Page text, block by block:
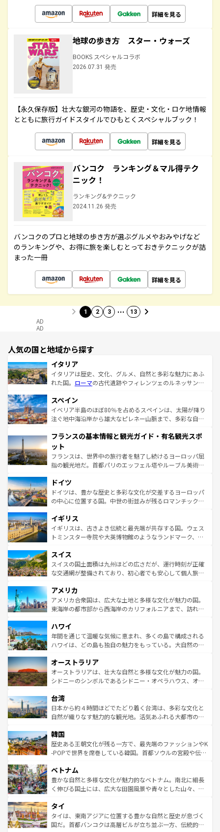
詳細を見る
地球の歩き方 スター・ウォーズ
BOOKS スペシャルコラボ
2026.07.31 発売
【永久保存版】壮大な銀河の物語を、歴史・文化・ロケ地情報
とともに旅行ガイドスタイルでひもとくスペシャルブック！
詳細を見る
バンコク ランキング＆マル得テク
ニック！
ランキング&テクニック
2024.11.26 発売
バンコクのプロと地球の歩き方が選ぶグルメやおみやげなど
のランキングや、お得に旅を楽しむとっておきテクニックが詰
まった一冊
詳細を見る
1 2 3 … 13
AD
AD
人気の国と地域から探す
イタリア
イタリアは歴史、文化、グルメ、自然と多彩な魅力にあふ
れた国。 ローマの古代遺跡やフィレンツェのルネッサンス
ろん、トスカーナの美しい田園風景やアマルフィ海岸の絶
景など、自然景観も見逃せない。観光の合間には、本場の
ピザやパスタなど、絶品のイタリア料理を堪能することも
ませてくれるイタリアで、忘れられない旅をしてみよう！
なお、新着のイタリア情報は
しい。
スペイン
イベリア半島のほぼ80％を占めるスペインは、太陽が降り
注ぐ地中海沿岸から雄大なピレネー山脈まで、多彩な自然
文化が根付くこの国では、情熱的なフラメンコ、熱気あふ
れる闘牛、そして美味しいタパスが生活の一部となってい
る。首都マドリードの洗練された雰囲気や、バルセロナの
アートに溢れた街角から、地方では古代ローマ遺跡や中世
せる。地方によって風土や気候が異なるスペインはその個
性で訪れる人を魅了する。 なお、新着のスペイン情報は コ
ンテンツ一覧を参照してほしい。
フランスの基本情報と観光ガイド・有名観光スポ
ット
フランスは、世界中の旅行者を魅了し続けるヨーロッパ屈
指の観光地だ。首都パリのエッフェル塔やルーブル美術館
で、幅広い魅力が詰まっている。華麗な宮殿、歴史的な大
聖堂、美しいビーチ、そして豊かな自然が、訪れる者を心
から魅了する。また、フランスは美食の国としても知ら
いる。シャンパンの発祥地であるランス、プロヴァンスの
香り高いラベンダー畑など、多彩な楽しみ方が可能だ。さ
らに、パリ以外の地域にも魅力が溢れており、どの街角に
れる地方に足を運ぶとそれぞれで全く異なる文化を体験で
きるだろう。 なお、新着のフランス情報はコンテンツ一覧
を参照してほしい。
ドイツ
ドイツは、豊かな歴史と多彩な文化が交差するヨーロッパ
の中心に位置する国。中世の街並みが残るロマンチック街
顔を持つこの国は、どこを歩いても飽きることがない。ベ
ルリンの文化的活気、バイエルン州のアルプスの絶景、そ
してライン川沿いのワイン畑といった風景は必見。ビール
は、お酒好きな人にはぜひ体験してほしい。 なお、新着の
ドイツ情報はコンテンツ一覧を参照してほしい。
イギリス
イギリスは、古きよき伝統と最先端が共存する国。ウェス
トミンスター寺院や大英博物館のようなランドマーク、歴
リアごとに異なる魅力がある。また、優雅なアフタヌーン
ティー、ビール好きにはたまらない英国パブ、サッカー観
戦など、本場だからこそできる体験も豊富。イギリスを旅
ンツ一覧を参照してほしい。
スイス
スイスの国土面積は九州ほどの広さだが、運行時刻が正確
な交通網が整備されており、初心者でも安心して個人旅行
の建物がそのまま残る町や、スイスならではのユニークな
博物館もあり、アルプス観光だけでなく町歩きも満喫する
ことができる。国民の所得が高いため物価も高いが、旅行
ば市内交通費無料で観光を楽しむこともできる。 なお、新
着のスイス情報はコンテンツ一覧 を参照してほしい。
アメリカ
アメリカ合衆国は、広大な土地と多様な文化が魅力の国。
東海岸の都市部から西海岸のカリフォルニアまで、訪れる
のような巨大都市は、観光、ショッピング、エンターテイ
ンメントが詰まった刺激的なスポットだ。一方、アメリカ
西部には大自然が広がり、グランドキャニオンやイエロー
部のニューオーリンズでは、音楽と美食が融合した独特の
文化が魅力。旅行者はアメリカの各地域で異なる魅力を楽
しみながら、その多様性と豊かな歴史を感じることができ
ならではの贅沢な旅のスタイルだ。 なお、新着のアメリカ
情報はコンテンツ一覧を参照してほしい。
ハワイ
年間を通じて温暖な気候に恵まれ、多くの島で構成される
ハワイは、どの島も独自の魅力をもっている。大自然の神
ワイ島は見逃せない。また、定番の観光地といえばオアフ
島だが、静かな自然を求めるならマウイ島やカウアイ島が
おすすめ。エメラルドグリーンに輝く海をはじめ、豊かな
れるおもてなしの心で訪れる人々を迎えてくれるハワイの
人々、おいしいローカルフードやハワイアンミュージッ
ク、伝統的なフラダンスなど、すべてがハワイの魅力を彩
ワイを、存分に味わってほしい。 なお、新着のハワイ情報
はコンテンツ一覧を参照してほしい。
オーストラリア
オーストラリアは、壮大な自然と多様な文化が魅力の国。
シドニーのシンボルであるシドニー・オペラハウス、オー
リアリーフや大陸中央部にそびえるウルル（エアーズロッ
ク）、タスマニアの美しい原生林やケアンズの熱帯雨林な
ど、見どころがたくさん。また、カフェやワイン、オージ
いる。アクティビティも充実しており、サーフィンやダイ
ビング、ハイキングなど、アウトドア好きにはたまらな
い。オーストラリアの多彩な魅力を存分に味わいつくそ
参照してほしい。
台湾
日本から約４時間ほどでたどり着く台湾は、多彩な文化と
自然が織りなす魅力的な観光地。活気あふれる大都市の台
ン）、静ひつな山岳地帯である台湾東部など、都市の喧騒
と山間の静けさが共存しており、訪れる人に新しい発見と
驚きをもたらしてくれる。また、奥深い台湾の食文化も魅
容にもいいと評判のスイーツなど、バラエティ豊かな料理
が味わえる。 なお、新着の台湾情報は コンテンツ一覧を参
照してほしい。
韓国
歴史ある王朝文化が残る一方で、最先端のファッションやK
-POPで世界を席巻している韓国。首都ソウルの宮殿や伝統
き、地方に足を延ばせば四季折々の自然美を楽しむことが
できる。そして、キムチや焼肉、絶品のストリートフード
まで、さまざまな韓国料理が待っている。夜には、韓国な
リティに包まれながら、韓国の多彩な魅力を心ゆくまで味
わってみてほしい。 なお、新着の韓国情報はコンテンツ一
覧を参照してほしい。
ベトナム
豊かな自然と多様な文化が魅力的なベトナム。南北に細長
く伸びる国土には、広大な田園風景や青々とした山々、世
急速な発展と共に伝統が息づく。ハノイの古い町並みやホ
ーチミン市のフランス統治時代の建物も、独特の雰囲気を
醸し出している。また、バラエティの豊かさとおいしさで
タイ
タイは、東南アジアに位置する豊かな自然と歴史が息づく
国だ。首都バンコクは高層ビルが立ち並ぶ一方、伝統的な